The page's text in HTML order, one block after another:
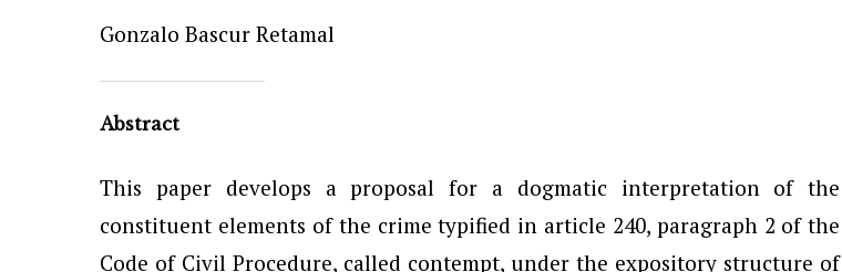
Gonzalo Bascur Retamal
Abstract
This paper develops a proposal for a dogmatic interpretation of the
constituent elements of the crime typified in article 240, paragraph 2 of the
Code of Civil Procedure, called contempt, under the expository structure of